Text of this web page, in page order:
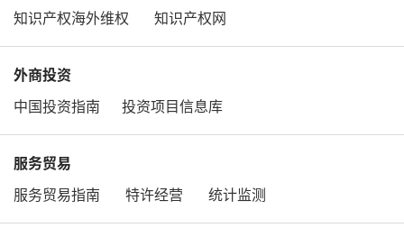
知识产权海外维权
知识产权网
外商投资
中国投资指南
投资项目信息库
服务贸易
服务贸易指南
特许经营 统计监测